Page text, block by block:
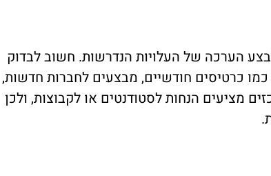
הערכה של העלויות הנדרשות. חשוב לבדוק
כרטיסים חודשיים, מבצעים לחברות חדשות,
מציעים הנחות לסטודנטים או לקבוצות, ולכן